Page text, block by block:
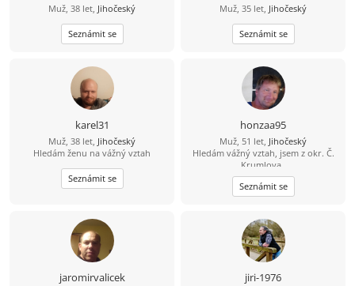
Muž, 38 let, Jihočeský
Seznámit se
Muž, 35 let, Jihočeský
Seznámit se
karel31
Muž, 38 let, Jihočeský
Hledám ženu na vážný vztah
Seznámit se
honzaa95
Muž, 51 let, Jihočeský
Hledám vážný vztah, jsem z okr. Č.
Krumlova,.
Seznámit se
jaromirvalicek jiri-1976